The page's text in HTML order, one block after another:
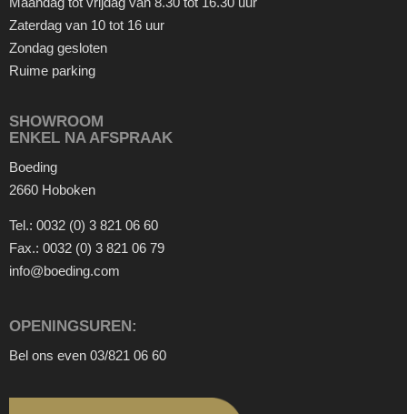
Zaterdag van 10 tot 16 uur
Zondag gesloten
Ruime parking
SHOWROOM
ENKEL NA AFSPRAAK
Boeding
2660 Hoboken
Tel.: 0032 (0) 3 821 06 60
Fax.: 0032 (0) 3 821 06 79
info@boeding.com
OPENINGSUREN:
Bel ons even 03/821 06 60